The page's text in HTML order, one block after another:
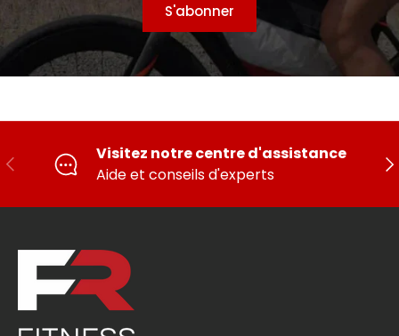
S'abonner
PRÉCÉDENT
Visitez notre centre d'assistance
Aide et conseils d'experts